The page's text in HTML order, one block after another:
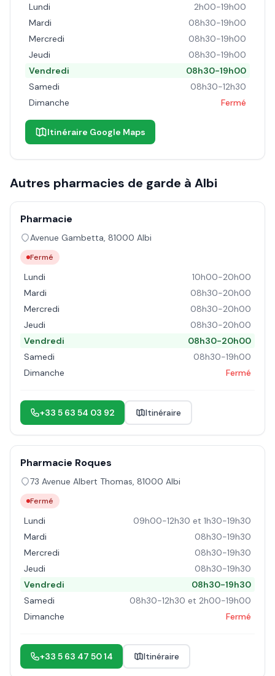
Lundi
2h00-19h00
Mardi
08h30-19h00
Mercredi
08h30-19h00
Jeudi
08h30-19h00
Vendredi
08h30-19h00
Samedi
08h30-12h30
Dimanche
Fermé
Itinéraire Google Maps
Autres pharmacies de garde à Albi
Pharmacie
Avenue Gambetta, 81000 Albi
Fermé
Lundi
10h00-20h00
Mardi
08h30-20h00
Mercredi
08h30-20h00
Jeudi
08h30-20h00
Vendredi
08h30-20h00
Samedi
08h30-19h00
Dimanche
Fermé
+33 5 63 54 03 92 Itinéraire
Pharmacie Roques
73 Avenue Albert Thomas, 81000 Albi
Fermé
Lundi
09h00-12h30 et 1h30-19h30
Mardi
08h30-19h30
Mercredi
08h30-19h30
Jeudi
08h30-19h30
Vendredi
08h30-19h30
Samedi
08h30-12h30 et 2h00-19h00
Dimanche
Fermé
+33 5 63 47 50 14 Itinéraire